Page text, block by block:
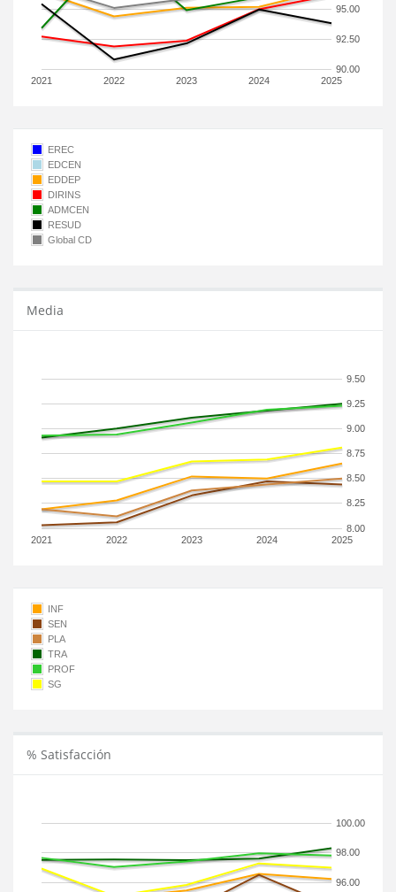
2021 2022 2023 2024 2025
90.00
92.50
95.00
EREC
EDCEN
EDDEP
DIRINS
ADMCEN
RESUD
Global CD
Media
2021 2022 2023 2024 2025
8.00
8.25
8.50
8.75
9.00
9.25
9.50
INF
SEN
PLA
TRA
PROF
SG
% Satisfacción
96.00
98.00
100.00